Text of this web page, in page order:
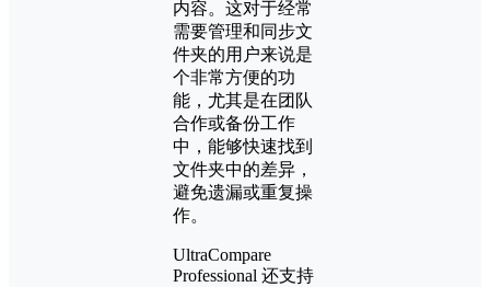
内容。这对于经常
需要管理和同步文
件夹的用户来说是
个非常方便的功
能，尤其是在团队
合作或备份工作
中，能够快速找到
文件夹中的差异，
避免遗漏或重复操
作。
UltraCompare
Professional 还支持